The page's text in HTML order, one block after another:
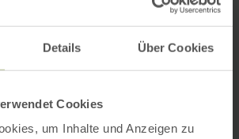
Details Über Cookies
Cookies
um Inhalte und Anzeigen zu